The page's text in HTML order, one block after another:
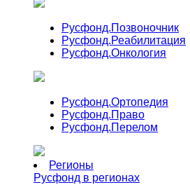
Русфонд.Позвоночник
Русфонд.Реабилитация
Русфонд.Онкология
Русфонд.Ортопедия
Русфонд.Право
Русфонд.Перелом
Регионы
Русфонд в регионах